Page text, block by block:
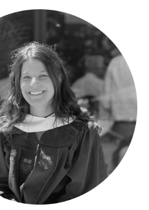
Quintero – Coordinador
Ambiental